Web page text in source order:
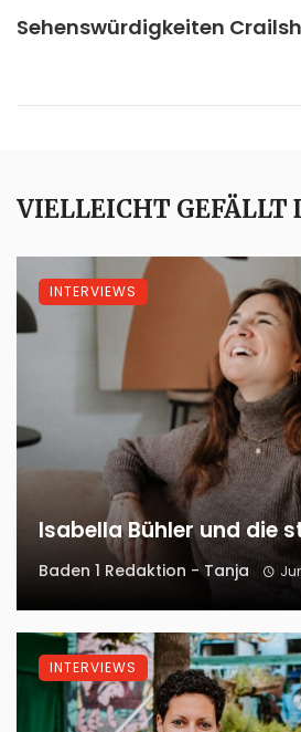
Sehenswürdigkeiten
VIELLEICHT GEFÄLLT
Isabella Bühler und die
Baden 1 Redaktion - Tanja
INTERVIEWS
INTERVIEWS